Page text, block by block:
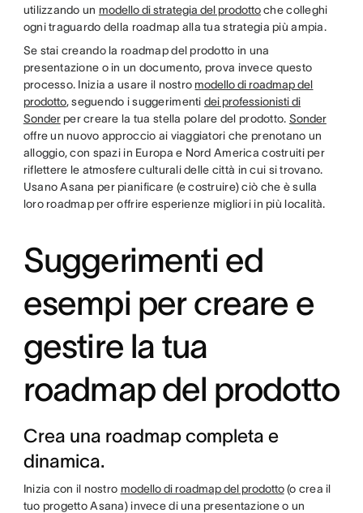
utilizzando un modello di strategia del prodottoche colleghi
ogni traguardo della roadmap alla tua strategia più ampia.
Se stai creando la roadmap del prodotto in una
presentazione o in un documento, prova invece questo
processo. Inizia a usare il nostro modello di roadmap del
prodotto, seguendo i suggerimenti dei professionisti di
Sonderper creare la tua stella polare del prodotto. Sonder
offre un nuovo approccio ai viaggiatori che prenotano un
alloggio, con spazi in Europa e Nord America costruiti per
riflettere le atmosfere culturali delle città in cui si trovano.
Usano Asana per pianificare (e costruire) ciò che è sulla
loro roadmap per offrire esperienze migliori in più località.
Suggerimenti ed
esempi per creare e
gestire la tua
roadmap del prodotto
Crea una roadmap completa e
dinamica.
Inizia con il nostro modello di roadmap del prodotto(o crea il
tuo progetto Asana) invece di una presentazione o un